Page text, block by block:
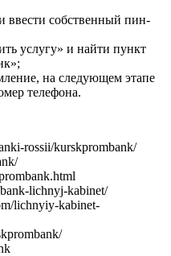
ввести собственный пин-
услугу» и найти пункт
на следующем этапе
телефона.
rossii/kurskprombank/
lichnyj-kabinet/
lichnyiy-kabinet-